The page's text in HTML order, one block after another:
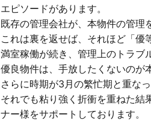
エピソードがあります。
既存の管理会社が、本物件の管理
これは裏を返せば、それほど「優
満室稼働が続き、管理上のトラ
優良物件は、手放したくないのが
さらに時期が3月の繁忙期と重な
それでも粘り強く折衝を重ねた結
ナー様をサポートしております。